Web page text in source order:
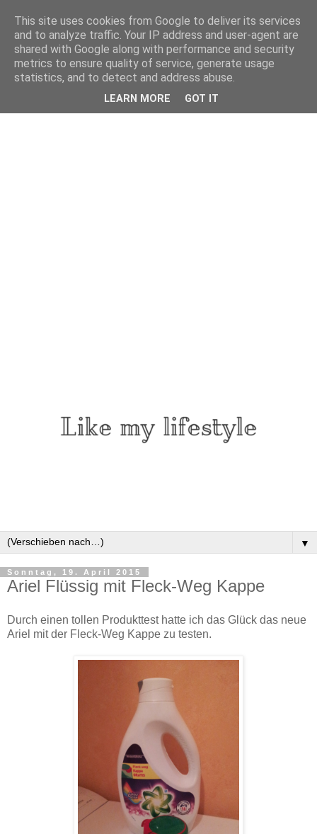
▼
Sonntag, 19. April 2015
Ariel Flüssig mit Fleck-Weg Kappe
Durch einen tollen Produkttest hatte ich das Glück das neue
Ariel mit der Fleck-Weg Kappe zu testen.
This site uses cookies from Google to deliver its services
and to analyze traffic. Your IP address and user-agent are
shared with Google along with performance and security
metrics to ensure quality of service, generate usage
statistics, and to detect and address abuse.
LEARN MORE GOT IT